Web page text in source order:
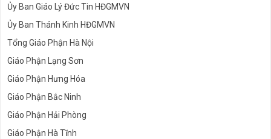
Ủy Ban Giáo Lý Đức Tin HĐGMVN
Ủy Ban Thánh Kinh HĐGMVN
Tổng Giáo Phận Hà Nội
Giáo Phận Lạng Sơn
Giáo Phận Hưng Hóa
Giáo Phận Bắc Ninh
Giáo Phận Hải Phòng
Giáo Phận Hà Tĩnh